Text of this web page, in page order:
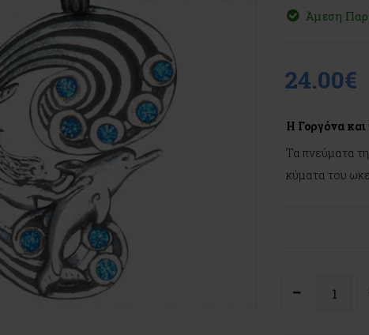
Άμεση
24.00€
Η Γοργόνα και
Τα πνεύματα
κύματα του